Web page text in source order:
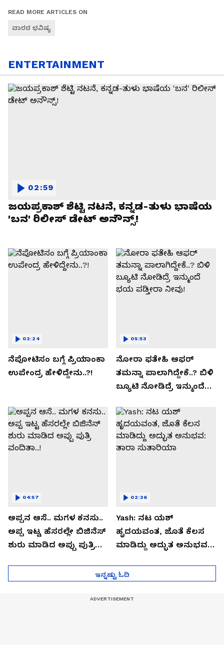
READ MORE ARTICLES ON
ವಾರದ ಭವಿಷ್ಯ
ENTERTAINMENT
ಜಯಪ್ರಕಾಶ್ ಶೆಟ್ಟಿ ನಟನೆ, ಕನ್ನಡ-ತುಳು ಭಾಷೆಯ
'ಬನ' ರಿಲೀಸ್ ಡೇಟ್ ಅನೌನ್ಸ್!
02:59
ನೆಪೋಟಿಸಂ ಬಗ್ಗೆ ಪ್ರಿಯಾಂಕಾ
ಉಪೇಂದ್ರ ಹೇಳಿದ್ದೇನು..?!
02:24
ನೋರಾ ಫತೇಹಿ ಆಫರ್​
ತಮನ್ನಾ ಪಾಲಾಗಿದ್ದೇಕೆ..? ಬಿಳಿ
ಬ್ಯೂಟಿ ನೋಡಿದ್ರೆ ಇನ್ಮುಂದೆ
05:53
ಅಪ್ಪನ ಆಸೆ.. ಮಗಳ ಕನಸು..
ಅಪ್ಪ ಇಟ್ಟ ಹೆಸರಲ್ಲೇ ಬಿಜಿನೆಸ್​
ಶುರು ಮಾಡಿದ ಅಪ್ಪು ಪುತ್ರಿ
04:57
Yash: ನಟ ಯಶ್​
ಹೃದಯವಂತ, ಜೊತೆ ಕೆಲಸ
ಮಾಡಿದ್ದು ಅದ್ಭುತ ಅನುಭವ:
02:36
ಇನ್ನಷ್ಟು ಓದಿ